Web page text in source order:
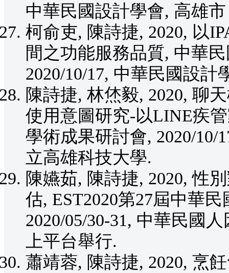
中華民國設計學會, 高雄
柯俞吏, 陳詩捷, 2020, 以
間之功能服務品質, 中華
2020/10/17, 中華民國設
陳詩捷, 林烋毅, 2020, 聊
使用意圖研究-以LINE疾
學術成果研討會, 2020/10/
立高雄科技大學.
陳嬿茹, 陳詩捷, 2020, 性
估, EST2020第27屆中華
2020/05/30-31, 中華民國
上平台舉行.
蕭靖蓉, 陳詩捷, 2020, 烹